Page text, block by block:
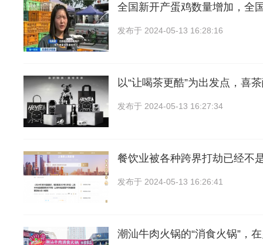
全国新开产蛋鸡数量增加，全
发布于 2024-05-13 16:28:16
以“让喝茶更酷”为出发点，喜
发布于 2024-05-13 16:27:34
餐饮业被各种跨界打劫已经不
发布于 2024-05-13 16:26:41
潮汕牛肉火锅的“消食火锅”，